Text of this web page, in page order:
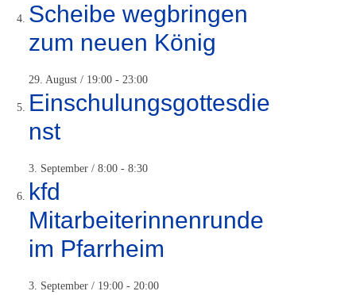
Scheibe wegbringen
zum neuen König
29. August / 19:00 - 23:00
Einschulungsgottesdie
nst
3. September / 8:00 - 8:30
kfd
Mitarbeiterinnenrunde
im Pfarrheim
3. September / 19:00 - 20:00